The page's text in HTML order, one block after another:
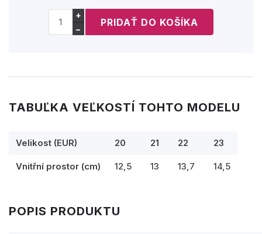
+
−
TABUĽKA VEĽKOSTÍ TOHTO MODELU
Velikost (EUR) 20 21 22 23
Vnitřní prostor (cm) 12,5 13 13,7 14,5
POPIS PRODUKTU